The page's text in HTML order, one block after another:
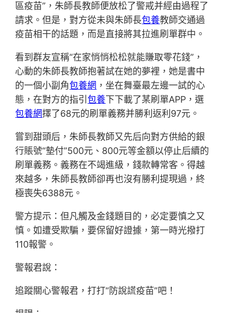
區疫苗”，朱師長教師便放松了警戒并經由過程了
請求。但是，對方從未與朱師長包養教師交通過
疫苗相干的話題，而是直接將其拉進刷單群中。
看到群友宣稱“在家悄悄松松就能賺取零花錢”，
心動的朱師長教師抱著試在她的夢裡，她是書中
的一個小副角包養網 ，坐在舞臺最左邊一試的心
態，在對方的指引包養下下載了某刷單APP，選
包養網擇了68元的刷單義務并勝利返利97元。
嘗到甜頭后，朱師長教師又先后向對方供給的銀
行賬號“墊付”500元、800元等金額以停止后續的
刷單義務。義務在不竭進級，錢款轉常客。得越
來越多，朱師長教師卻再也沒有勝利提現過，終
極喪失6388元。
警方提示：但凡觸及金錢題目的，必定要慎之又
慎。如遭受欺騙，要保留好證據，第一時光撥打
110報警。
警報君說：
追蹤關心警報君，打打“防說謊疫苗”吧！